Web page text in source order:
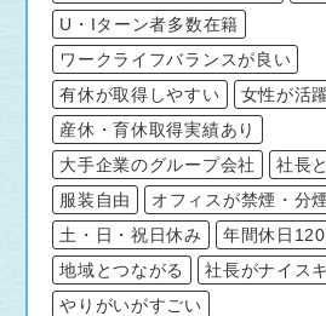
U・Iターン者多数在籍
ワークライフバランスが良い
有休が取得しやすい
女性が活
産休・育休取得実績あり
大手企業のグループ会社
社長
服装自由
オフィスが禁煙・分煙
土・日・祝日休み
年間休日
地域とつながる
社長がナイス
やりがいがすごい